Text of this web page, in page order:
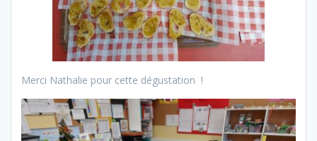
Merci Nathalie pour cette dégustation !